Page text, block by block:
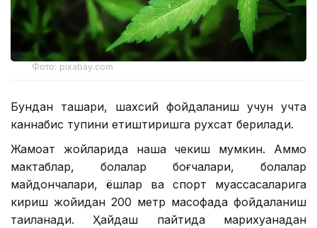
Фото: pixabay.com
Бундан ташқари, шахсий фойдаланиш учун учта
каннабис тупини етиштиришга рухсат берилади.
Жамоат жойларида наша чекиш мумкин. Аммо
мактаблар, болалар боғчалари, болалар
майдончалари, ёшлар ва спорт муассасаларига
кириш жойидан 200 метр масофада фойдаланиш
тақиқланади. Ҳайдаш пайтида марихуанадан